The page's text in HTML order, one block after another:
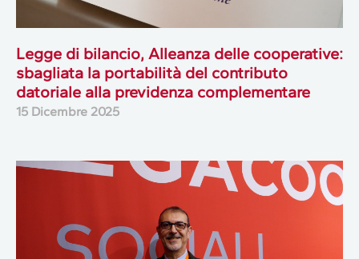
Legge di bilancio, Alleanza delle cooperative:
sbagliata la portabilità del contributo
datoriale alla previdenza complementare
15 Dicembre 2025